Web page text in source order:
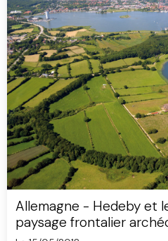
Allemagne - Hedeby et
paysage frontalier